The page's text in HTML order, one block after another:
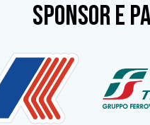
SPONSOR